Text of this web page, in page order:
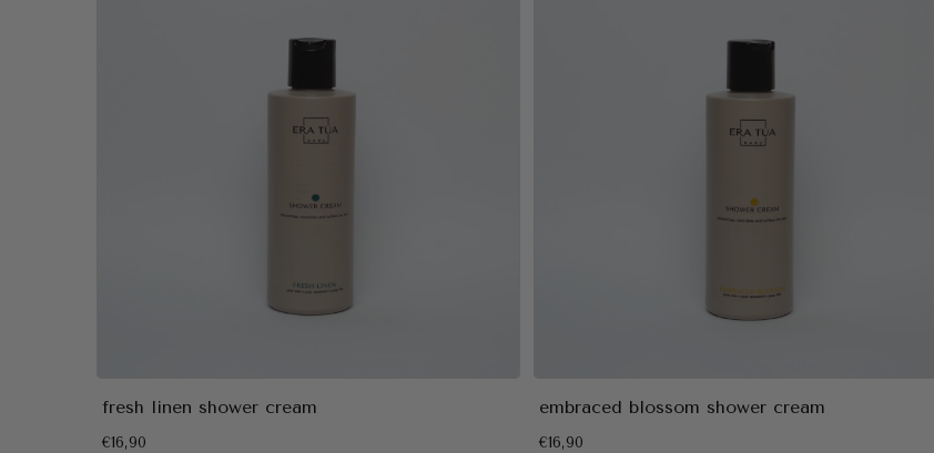
fresh linen shower cream
€16,90
embraced blossom shower cream
€16,90